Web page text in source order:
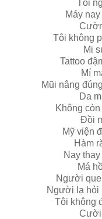
Tôi
Máy
Tôi không
Mi
Tattoo
Mí
Mũi nâng
Da
Không
Đồi
Mỹ viện
Hàm
Nay
Má
Người
Người lạ hỏi
Tôi không
Cười